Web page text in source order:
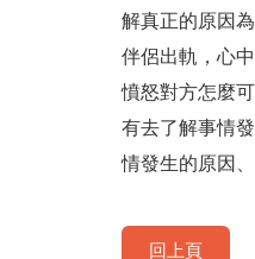
解真正的原因
伴侶出軌，心
憤怒對方怎麼
有去了解事情
情發生的原因
回上頁